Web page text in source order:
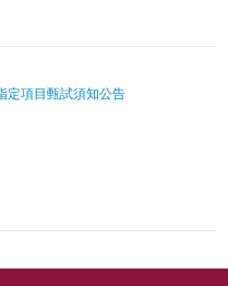
定項目甄試須知公告